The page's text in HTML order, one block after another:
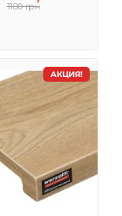
1100 грн
АКЦИЯ!